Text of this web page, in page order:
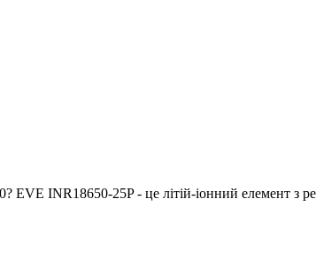
EVE INR18650-25P - це літій-іонний елемент з